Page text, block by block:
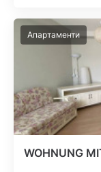
Апартаменти
WOHNUNG